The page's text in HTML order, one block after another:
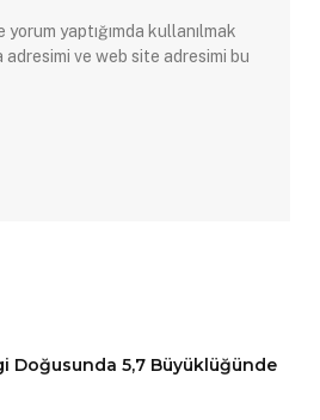
yaptığımda kullanılmak
adresimi ve web site adresimi bu
Doğusunda 5,7 Büyüklüğünde